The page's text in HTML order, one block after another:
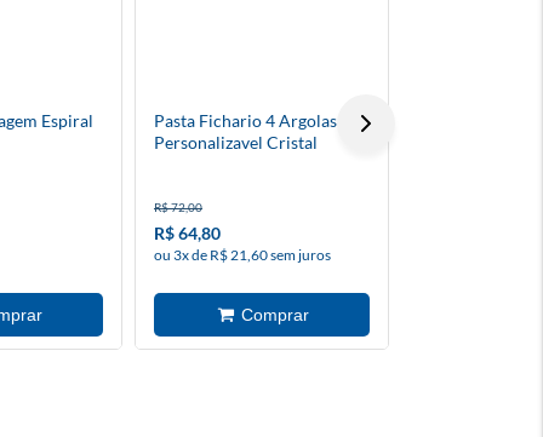
Espiral
Pasta Fichario 4 Argolas A4
Personalizavel Cristal
R$ 72,00
R$ 64,80
ou 3x de R$ 21,60 sem juros